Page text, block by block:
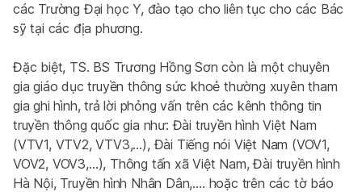
các Trường Đại học Y, đào tạo cho liên tục cho các Bác
sỹ tại các địa phương.
Đặc biệt, TS. BS Trương Hồng Sơn còn là một chuyên
gia giáo dục truyền thông sức khoẻ thường xuyên tham
gia ghi hình, trả lời phỏng vấn trên các kênh thông tin
truyền thông quốc gia như: Đài truyền hình Việt Nam
(VTV1, VTV2, VTV3,…), Đài Tiếng nói Việt Nam (VOV1,
VOV2, VOV3,…), Thông tấn xã Việt Nam, Đài truyền hình
Hà Nội, Truyền hình Nhân Dân,…. hoặc trên các tờ báo